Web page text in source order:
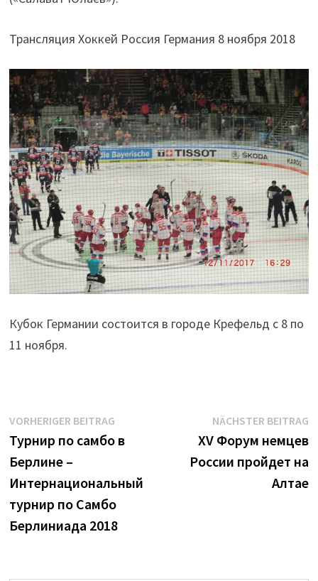
Трансляция Хоккей Россия Германия 8 ноября 2018
Кубок Германии состоится в городе Крефельд с 8 по
11 ноября.
Beitrags-
Navigation
VORHERIGER BEITRAGVorheriger
Beitrag:
Турнир по самбо в
Берлине –
Интернациональный
турнир по Самбо
Берлиниада 2018
NÄCHSTER BEITRAG
XV Форум немцев
России пройдет на
Алтае